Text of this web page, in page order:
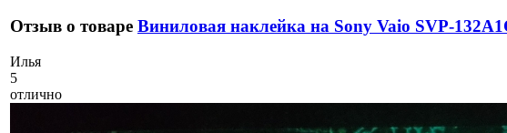
Отзыв о товаре Виниловая наклейка на Sony Vaio SVP-
Илья
5
отлично